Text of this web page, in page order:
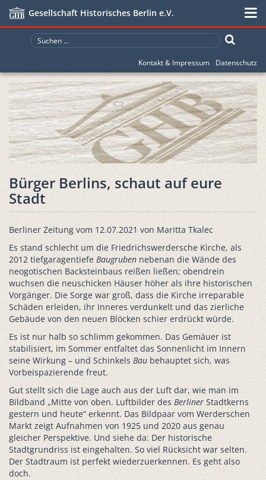
Gesellschaft Historisches Berlin e.V.
Kontakt & Impressum Datenschutz
Bürger Berlins, schaut auf eure
Stadt
Berliner Zeitung vom 12.07.2021 von Maritta Tkalec
Es stand schlecht um die Friedrichswerdersche Kirche, als
2012 tiefgaragentiefe Baugruben nebenan die Wände des
neogotischen Backsteinbaus reißen ließen; obendrein
wuchsen die neuschicken Häuser höher als ihre historischen
Vorgänger. Die Sorge war groß, dass die Kirche irreparable
Schäden erleiden, ihr Inneres verdunkelt und das zierliche
Gebäude von den neuen Blöcken schier erdrückt würde.
Es ist nur halb so schlimm gekommen. Das Gemäuer ist
stabilisiert, im Sommer entfaltet das Sonnenlicht im Innern
seine Wirkung – und Schinkels Bau behauptet sich, was
Vorbeispazierende freut.
Gut stellt sich die Lage auch aus der Luft dar, wie man im
Bildband „Mitte von oben. Luftbilder des Berliner Stadtkerns
gestern und heute“ erkennt. Das Bildpaar vom Werderschen
Markt zeigt Aufnahmen von 1925 und 2020 aus genau
gleicher Perspektive. Und siehe da: Der historische
Stadtgrundriss ist eingehalten. So viel Rücksicht war selten.
Der Stadtraum ist perfekt wiederzuerkennen. Es geht also
doch.